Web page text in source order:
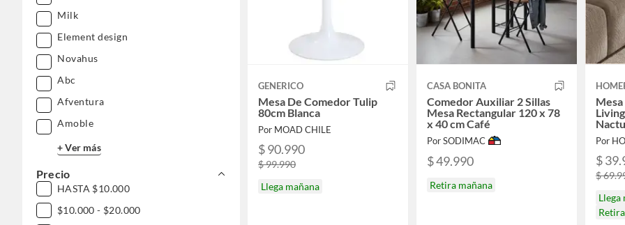
Milk
Element design
Novahus
Abc
Afventura
Amoble
+ Ver más
Precio
HASTA $10.000
$10.000 - $20.000
GENERICO
Mesa De Comedor Tulip
80cm Blanca
Por MOAD CHILE
$ 90.990
$ 99.990
Llega mañana
CASA BONITA
Comedor Auxiliar 2 Sillas
Mesa Rectangular 120 x 78
x 40 cm Café
Por SODIMAC
$ 49.990
Retira mañana
Por
$
$
Llega